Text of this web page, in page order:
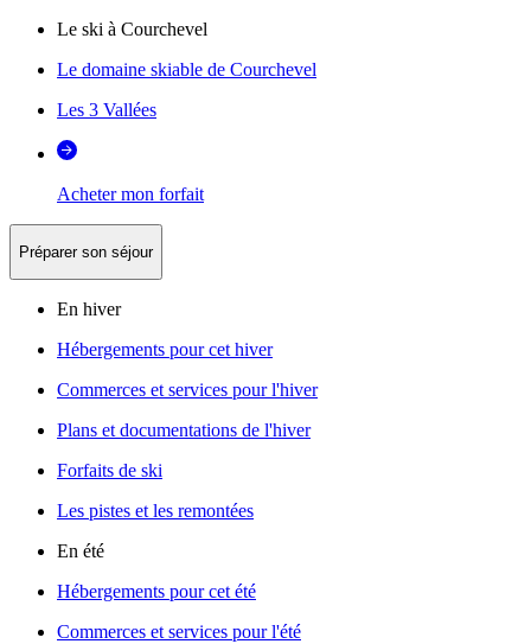
Le ski à Courchevel
Le domaine skiable de Courchevel
Les 3 Vallées
Acheter mon forfait
Préparer son séjour
En hiver
Hébergements pour cet hiver
Commerces et services pour l'hiver
Plans et documentations de l'hiver
Forfaits de ski
Les pistes et les remontées
En été
Hébergements pour cet été
Commerces et services pour l'été